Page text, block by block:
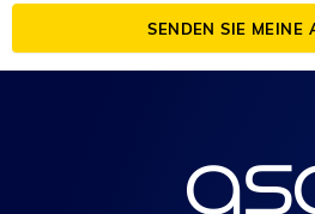
SENDEN SIE MEINE